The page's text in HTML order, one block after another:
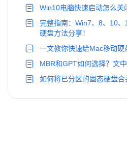
Win10电脑快速启动怎么关
完整指南：Win7、8、10
硬盘方法分享！
一文教你快速给Mac移动硬
MBR和GPT如何选择？文中
如何将已分区的固态硬盘合